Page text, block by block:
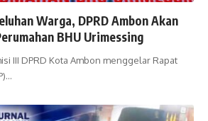
Warga, DPRD Ambon Akan
BHU Urimessing
III DPRD Kota Ambon menggelar Rapat
…